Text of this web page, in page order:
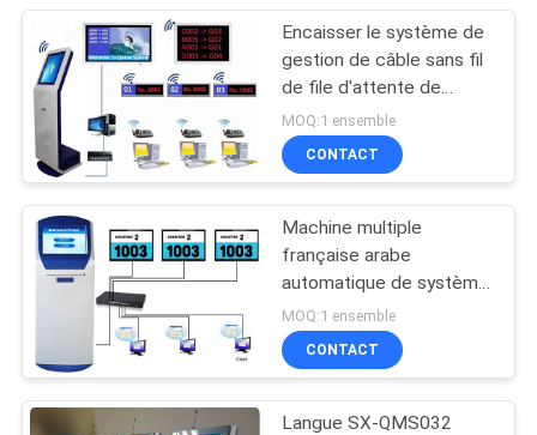
Système d'appel
sans fil de file
d'attente
Distributeur de billet
de système de file
d'attente
Encaisser le système de
gestion de câble sans fil
de file d'attente de
distributeur de billet de
file d'attente
MOQ:1 ensemble
CONTACT
Machine multiple
française arabe
automatique de système
de gestion de file
d'attente de langue de la
Russie etc.
MOQ:1 ensemble
CONTACT
Langue SX-QMS032